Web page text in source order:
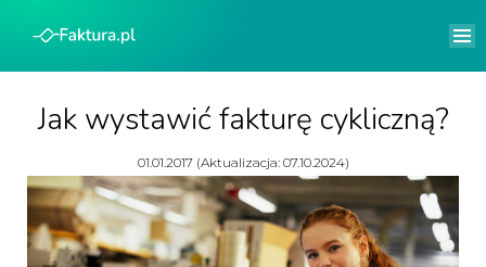
Jak wystawić fakturę cykliczną?
01.01.2017 (Aktualizacja: 07.10.2024)